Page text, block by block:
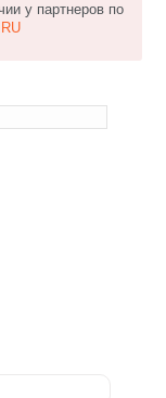
у партнеров по